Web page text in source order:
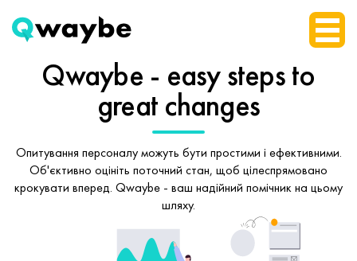
Qwaybe - easy stepsto
great changes
Опитування персоналу можуть бути простими і ефективними.
Об'єктивно оцініть поточний стан, щоб цілеспрямовано
крокувати вперед. Qwaybe - ваш надійний помічник на цьому
шляху.